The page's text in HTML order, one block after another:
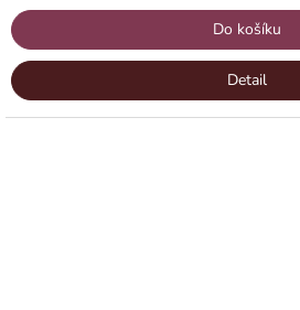
Do košíku
Detail